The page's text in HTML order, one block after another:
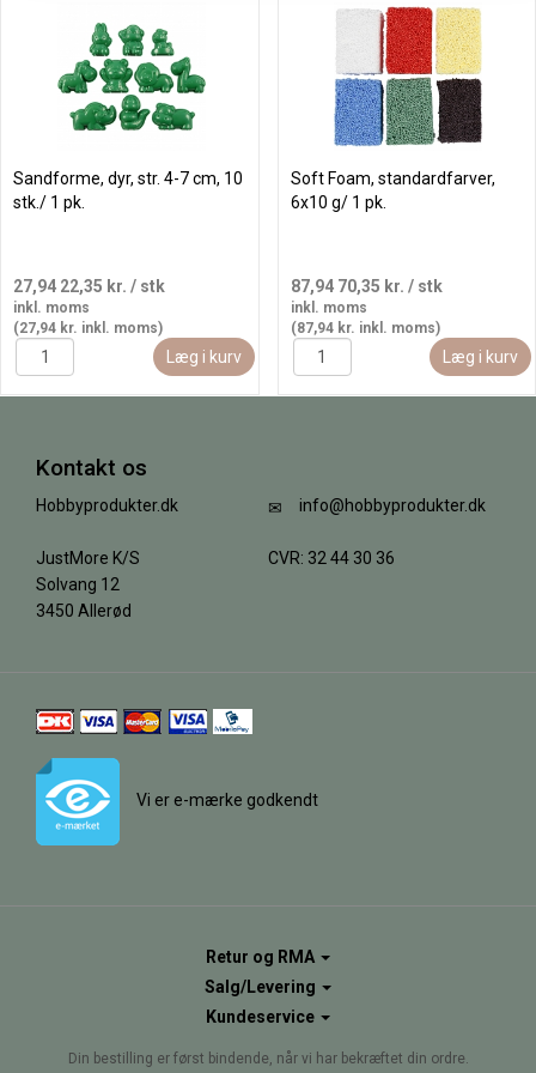
Sandforme, dyr, str. 4-7 cm, 10
stk./ 1 pk.
27,94 22,35 kr. / stk
inkl. moms
(27,94 kr. inkl. moms)
Læg i kurv
Soft Foam, standardfarver,
6x10 g/ 1 pk.
87,94 70,35 kr. / stk
inkl. moms
(87,94 kr. inkl. moms)
Læg i kurv
Kontakt os
Hobbyprodukter.dk
JustMore K/S
Solvang 12
3450 Allerød
info@hobbyprodukter.dk
CVR: 32 44 30 36
Vi er e-mærke godkendt
Retur og RMA
Salg/Levering
Kundeservice
Din bestilling er først bindende, når vi har bekræftet din ordre.